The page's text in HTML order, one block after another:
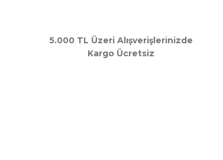
5.000 TL Üzeri Alışverişlerinizde
Kargo Ücretsiz